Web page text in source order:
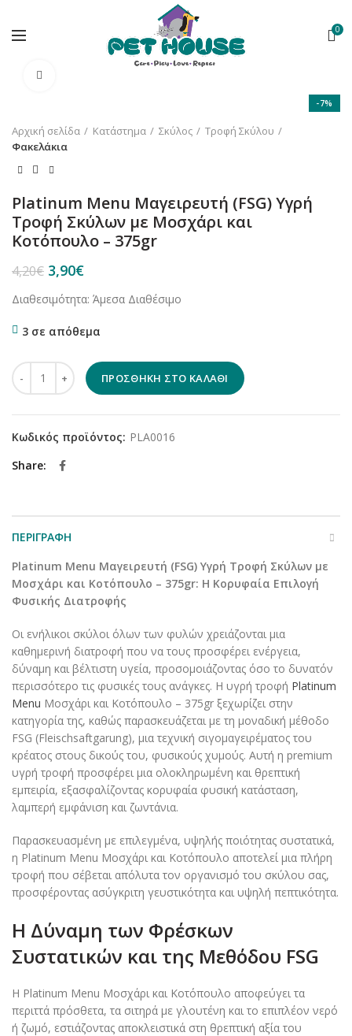
0
-7%
Αρχική σελίδα Κατάστημα Σκύλος
Τροφή Σκύλου
Φακελάκια
Platinum Menu Μαγειρευτή (FSG) Υγρή
Τροφή Σκύλων με Μοσχάρι και
Κοτόπουλο – 375gr
4,20€ Original
was:
3,90€Η
τιμή
3,90€.
Διαθεσιμότητα: Άμεσα Διαθέσιμο
3 σε απόθεμα
Platinum Menu Μαγειρευτή (FSG) Υγρή Τροφή Σκύλων με
ΠΡΟΣΘΉΚΗ ΣΤΟ ΚΑΛΆΘΙ
Κωδικός προϊόντος: PLA0016
Share
ΠΕΡΙΓΡΑΦΉ
Platinum Menu Μαγειρευτή (FSG) Υγρή Τροφή Σκύλων με
Μοσχάρι και Κοτόπουλο – 375gr: Η Κορυφαία Επιλογή
Φυσικής Διατροφής
Οι ενήλικοι σκύλοι όλων των φυλών χρειάζονται μια
καθημερινή διατροφή που να τους προσφέρει ενέργεια,
δύναμη και βέλτιστη υγεία, προσομοιάζοντας όσο το δυνατόν
περισσότερο τις φυσικές τους ανάγκες. Η υγρή τροφή Platinum
Menu Μοσχάρι και Κοτόπουλο – 375gr ξεχωρίζει στην
κατηγορία της, καθώς παρασκευάζεται με τη μοναδική μέθοδο
FSG (Fleischsaftgarung), μια τεχνική σιγομαγειρέματος του
κρέατος στους δικούς του, φυσικούς χυμούς. Αυτή η premium
υγρή τροφή προσφέρει μια ολοκληρωμένη και θρεπτική
εμπειρία, εξασφαλίζοντας κορυφαία φυσική κατάσταση,
λαμπερή εμφάνιση και ζωντάνια.
Παρασκευασμένη με επιλεγμένα, υψηλής ποιότητας συστατικά,
η Platinum Menu Μοσχάρι και Κοτόπουλο αποτελεί μια πλήρη
τροφή που σέβεται απόλυτα τον οργανισμό του σκύλου σας,
προσφέροντας ασύγκριτη γευστικότητα και υψηλή πεπτικότητα.
Η Δύναμη των Φρέσκων
Συστατικών και της Μεθόδου FSG
Η Platinum Menu Μοσχάρι και Κοτόπουλο αποφεύγει τα
περιττά πρόσθετα, τα σιτηρά με γλουτένη και το επιπλέον νερό
ή ζωμό, εστιάζοντας αποκλειστικά στη θρεπτική αξία του